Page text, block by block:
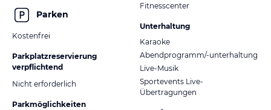
Parken
Kostenfrei
Parkplatzreservierung
verpflichtend
Nicht erforderlich
Parkmöglichkeiten
Fitnesscenter
Unterhaltung
Karaoke
Abendprogramm/-unterhaltung
Live-Musik
Sportevents Live-
Übertragungen